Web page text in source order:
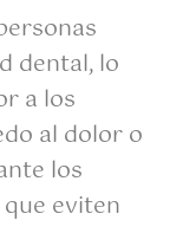
dental, lo
a los
al dolor o
los
eviten